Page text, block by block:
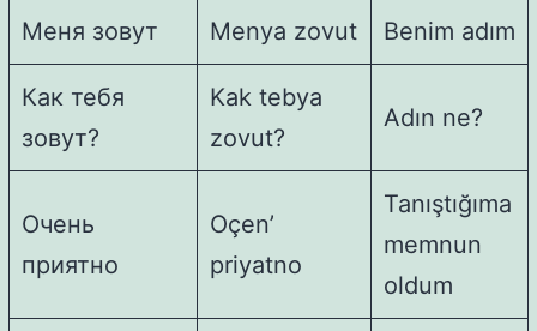
Меня зовут Menya zovut Benim adım
Как тебя
зовут?
Kak tebya
zovut?
Adın ne?
Очень
приятно
Oçen’
priyatno
Tanıştığıma
memnun
oldum